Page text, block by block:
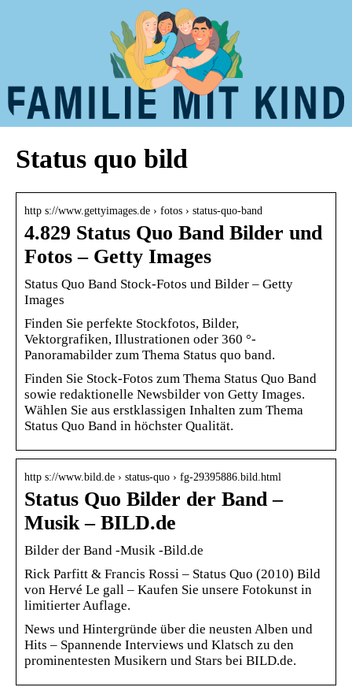
Status quo bild
http s://www.gettyimages.de › fotos › status-quo-band
4.829 Status Quo Band Bilder und
Fotos – Getty Images
Status Quo Band Stock-Fotos und Bilder – Getty
Images
Finden Sie perfekte Stockfotos, Bilder,
Vektorgrafiken, Illustrationen oder 360 °-
Panoramabilder zum Thema Status quo band.
Finden Sie Stock-Fotos zum Thema Status Quo Band
sowie redaktionelle Newsbilder von Getty Images.
Wählen Sie aus erstklassigen Inhalten zum Thema
Status Quo Band in höchster Qualität.
http s://www.bild.de › status-quo › fg-29395886.bild.html
Status Quo Bilder der Band –
Musik – BILD.de
Bilder der Band -Musik -Bild.de
Rick Parfitt & Francis Rossi – Status Quo (2010) Bild
von Hervé Le gall – Kaufen Sie unsere Fotokunst in
limitierter Auflage.
News und Hintergründe über die neusten Alben und
Hits – Spannende Interviews und Klatsch zu den
prominentesten Musikern und Stars bei BILD.de.